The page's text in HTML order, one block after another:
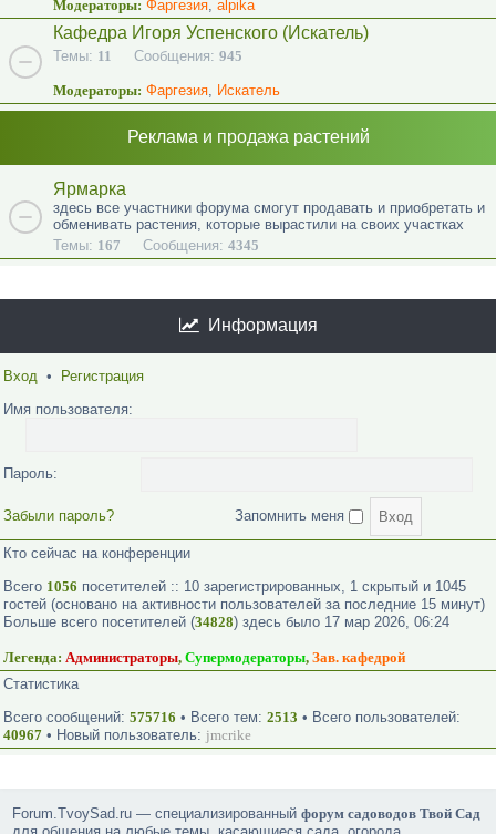
Модераторы: Фаргезия, alpika
Кафедра Игоря Успенского (Искатель)
Темы: 11 Сообщения: 945
Модераторы: Фаргезия, Искатель
Реклама и продажа растений
Ярмарка
здесь все участники форума смогут продавать и приобретать и
обменивать растения, которые вырастили на своих участках
Темы: 167 Сообщения: 4345
Информация
Вход •
Регистрация
Имя пользователя:
Пароль:
Забыли пароль? Запомнить меня
Кто сейчас на конференции
Всего 1056 посетителей :: 10 зарегистрированных, 1 скрытый и 1045
гостей (основано на активности пользователей за последние 15 минут)
Больше всего посетителей (34828) здесь было 17 мар 2026, 06:24
Легенда: Администраторы, Супермодераторы, Зав. кафедрой
Статистика
Всего сообщений: 575716 • Всего тем: 2513 • Всего пользователей:
40967 • Новый пользователь: jmcrike
Forum.TvoySad.ru — специализированныйфорум садоводов Твой Сад